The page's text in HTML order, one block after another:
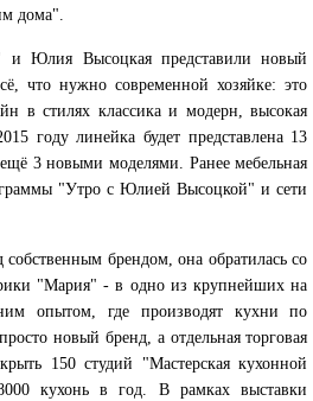
дома".
и Юлия Высоцкая представили новый
что нужно современной хозяйке: это
в стилях классика и модерн, высокая
году линейка будет представлена 13
3 новыми моделями. Ранее мебельная
"Утро с Юлией Высоцкой" и сети
брендом, она обратилась со
"Мария" - в одно из крупнейших на
опытом, где производят кухни по
новый бренд, а отдельная торговая
150 студий "Мастерская кухонной
кухонь в год. В рамках выставки